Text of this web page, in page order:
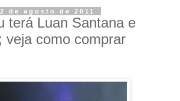
de agosto de 2011
terá Luan Santana e
veja como comprar